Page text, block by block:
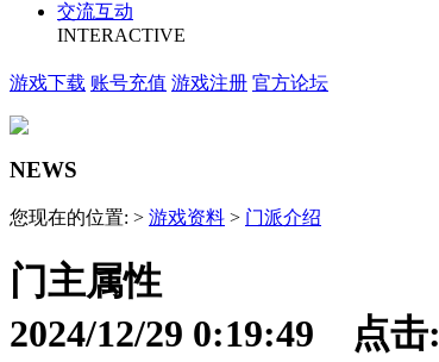
交流互动
INTERACTIVE
游戏下载 账号充值 游戏注册 官方论坛
NEWS
您现在的位置: > 游戏资料 > 门派介绍
门主属性
2024/12/29 0:19:49 点击: